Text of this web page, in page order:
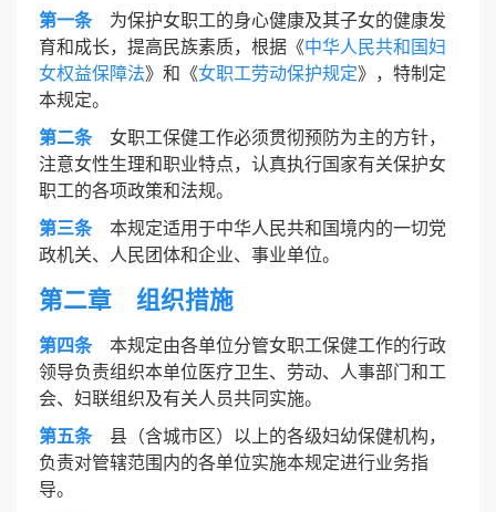
第一条为保护女职工的身心健康及其子女的健康发
育和成长，提高民族素质，根据《中华人民共和国妇
女权益保障法》和《女职工劳动保护规定》，特制定
本规定。
第二条女职工保健工作必须贯彻预防为主的方针，
注意女性生理和职业特点，认真执行国家有关保护女
职工的各项政策和法规。
第三条本规定适用于中华人民共和国境内的一切党
政机关、人民团体和企业、事业单位。
第二章 组织措施
第四条本规定由各单位分管女职工保健工作的行政
领导负责组织本单位医疗卫生、劳动、人事部门和工
会、妇联组织及有关人员共同实施。
第五条县（含城市区）以上的各级妇幼保健机构，
负责对管辖范围内的各单位实施本规定进行业务指
导。